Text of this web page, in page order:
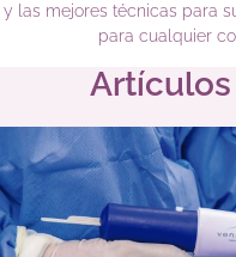
y las mejores técnicas para
para cualquier